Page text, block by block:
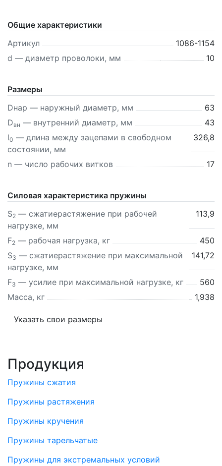
Общие характеристики
Артикул
1086-1154
d — диаметр проволоки, мм
10
Размеры
Dнар — наружный диаметр, мм
63
Dвн — внутренний диаметр, мм
43
l0 — длина между зацепами в свободном
состоянии, мм
326,8
n — число рабочих витков 17
Силовая характеристика пружины
S2 — сжатиерастяжение при рабочей
нагрузке, мм
113,9
F2 — рабочая нагрузка, кг
450
S3 — сжатиерастяжение при максимальной
нагрузке, мм
141,72
F3 — усилие при максимальной нагрузке, кг
560
Масса, кг
1,938
Указать свои размеры
Продукция
Пружины сжатия
Пружины растяжения
Пружины кручения
Пружины тарельчатые
Пружины для экстремальных условий